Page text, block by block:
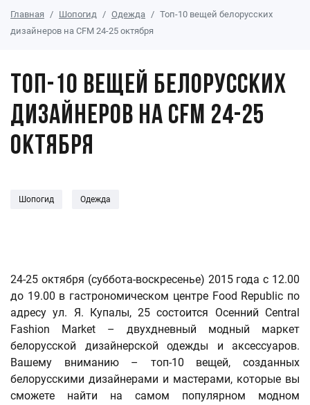
Главная Шопогид Одежда
Топ-10 вещей белорусских
дизайнеров на CFM 24-25 октября
Топ-10 вещей белорусских
дизайнеров на CFM 24-25
октября
Шопогид Одежда
24-25 октября (суббота-воскресенье) 2015 года с 12.00
до 19.00 в гастрономическом центре Food Republic по
адресу ул. Я. Купалы, 25 состоится Осенний Central
Fashion Market – двухдневный модный маркет
белорусской дизайнерской одежды и аксессуаров.
Вашему вниманию – топ-10 вещей, созданных
белорусскими дизайнерами и мастерами, которые вы
сможете найти на самом популярном модном